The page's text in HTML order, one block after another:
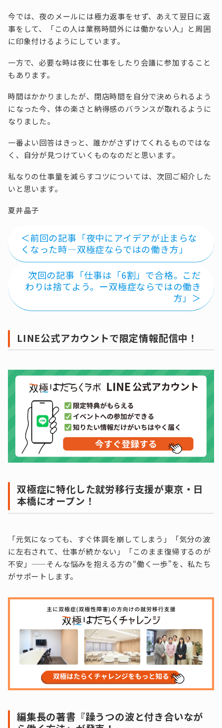
今では、夜のメールには極力返事をせず、あえて翌日に返
事をして、「この人は業務時間外には働かない人」と周囲
に印象付けるようにしています。
一方で、必要な時は夜に仕事をしたり会議に参加すること
もあります。
時間はかかりましたが、閉店時間を自分で決められるよう
になった今、体の楽さと納得感のバランスが取れるように
なりました。
一番よい回答はきっと、誰かがさずけてくれるものではな
く、自分が見つけていくものなのだと思います。
私なりの仕事量を減らすコツについては、次回ご紹介した
いと思います。
夏井晶子
＜前回の記事「夜中にアイデアが止まらな
くなった時―双極症ならではの働き方」
次回の記事「仕事は「6割」で合格。こだ
わりは捨てよう。ー双極症ならではの働き
方」＞
LINE公式アカウントで限定情報配信中！
双極症に特化した就労移行支援が東京・日
本橋にオープン！
「元気になっても、すぐ体調を崩してしまう」「気分の波
に左右されて、仕事が続かない」「このまま復帰するのが
不安」——そんな悩みを抱える方の“働く一歩”を、私たち
がサポートします。
編集長の著書『躁うつの波と付き合いなが